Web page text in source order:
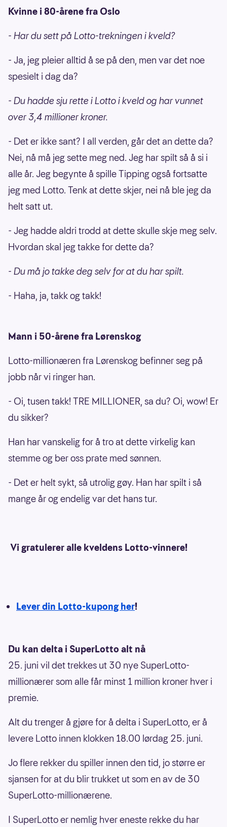
Kvinne i 80-årene fra Oslo
- Har du sett på Lotto-trekningen i kveld?
- Ja, jeg pleier alltid å se på den, men var det noe
spesielt i dag da?
- Du hadde sju rette i Lotto i kveld og har vunnet
over 3,4 millioner kroner.
- Det er ikke sant? I all verden, går det an dette da?
Nei, nå må jeg sette meg ned. Jeg har spilt så å si i
alle år. Jeg begynte å spille Tipping også fortsatte
jeg med Lotto. Tenk at dette skjer, nei nå ble jeg da
helt satt ut.
- Jeg hadde aldri trodd at dette skulle skje meg selv.
Hvordan skal jeg takke for dette da?
- Du må jo takke deg selv for at du har spilt.
- Haha, ja, takk og takk!
Mann i 50-årene fra Lørenskog
Lotto-millionæren fra Lørenskog befinner seg på
jobb når vi ringer han.
- Oi, tusen takk! TRE MILLIONER, sa du? Oi, wow! Er
du sikker?
Han har vanskelig for å tro at dette virkelig kan
stemme og ber oss prate med sønnen.
- Det er helt sykt, så utrolig gøy. Han har spilt i så
mange år og endelig var det hans tur.
Vi gratulerer alle kveldens Lotto-vinnere!
Lever din Lotto-kupong her!
Du kan delta i SuperLotto alt nå
25. juni vil det trekkes ut 30 nye SuperLotto-
millionærer som alle får minst 1 million kroner hver i
premie.
Alt du trenger å gjøre for å delta i SuperLotto, er å
levere Lotto innen klokken 18.00 lørdag 25. juni.
Jo flere rekker du spiller innen den tid, jo større er
sjansen for at du blir trukket ut som en av de 30
SuperLotto-millionærene.
I SuperLotto er nemlig hver eneste rekke du har